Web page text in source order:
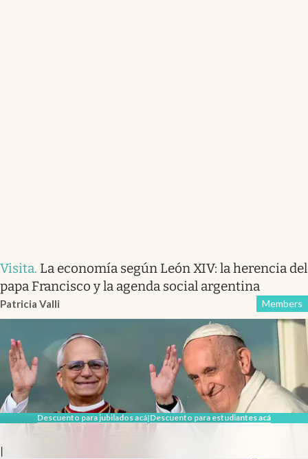
Descuento para jubilados acá|Descuento para estudiantes acá
|
Visita. La economía según León XIV: la herencia del
papa Francisco y la agenda social argentina
Patricia Valli Members